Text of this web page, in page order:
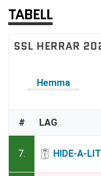
TABELL
SSL HERRAR
Hemma
# LAG
7. HIDE-A-